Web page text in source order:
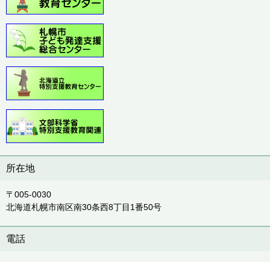
所在地
〒005-0030
北海道札幌市南区南30条西8丁目1番50号
電話